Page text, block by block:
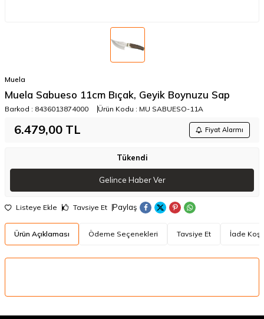
Muela
Muela Sabueso 11cm Bıçak, Geyik Boynuzu Sap
Barkod : 8436013874000 Ürün Kodu : MU SABUESO-11A
6.479,00 TL Fiyat Alarmı
Tükendi
Gelince Haber Ver
Listeye Ekle Tavsiye Et Paylaş
Ürün Açıklaması Ödeme Seçenekleri Tavsiye Et İade